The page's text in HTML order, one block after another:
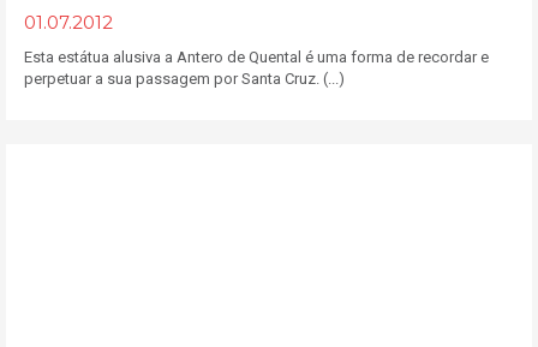
01.07.2012
Esta estátua alusiva a Antero de Quental é uma forma de recordar e
perpetuar a sua passagem por Santa Cruz. (...)